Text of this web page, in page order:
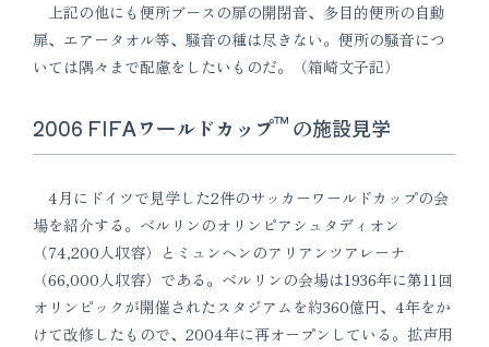
上記の他にも便所ブースの扉の開閉音、多目的便所の自動
扉、エアータオル等、騒音の種は尽きない。便所の騒音につ
いては隅々まで配慮をしたいものだ。（箱崎文子記）
2006 FIFAワールドカップ™ の施設見学
4月にドイツで見学した2件のサッカーワールドカップの会
場を紹介する。ベルリンのオリンピアシュタディオン
（74,200人収容）とミュンヘンのアリアンツアレーナ
（66,000人収容）である。ベルリンの会場は1936年に第11回
オリンピックが開催されたスタジアムを約360億円、4年をか
けて改修したもので、2004年に再オープンしている。拡声用